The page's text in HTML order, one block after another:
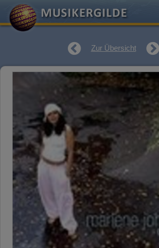
Zur Übersicht